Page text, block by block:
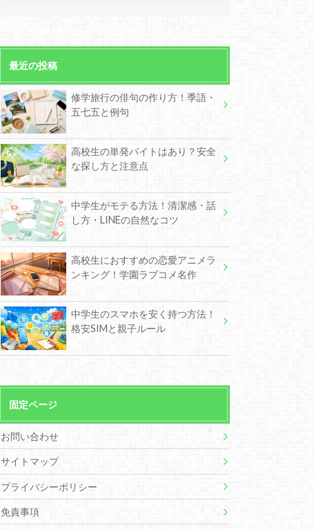
最近の投稿
修学旅行の俳句の作り方！季語・
五七五と例句
高校生の単発バイトはあり？安全
な探し方と注意点
中学生がモテる方法！清潔感・話
し方・LINEの自然なコツ
高校生におすすめの恋愛アニメラ
ンキング！学園ラブコメ名作
中学生のスマホを安く持つ方法！
格安SIMと親子ルール
固定ページ
お問い合わせ
サイトマップ
プライバシーポリシー
免責事項